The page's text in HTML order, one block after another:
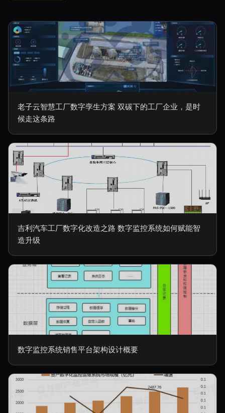
老子云智慧工厂数字孪生方案 双碳下的工厂企业，是时
候走这条路
吉利汽车工厂数字化改造之路 数字监控系统如何赋能智
造升级
数字监控系统销售平台架构设计概要